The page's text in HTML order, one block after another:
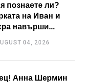
познаете ли?
на Иван и
навърши...
04, 2026
Анна Шермин